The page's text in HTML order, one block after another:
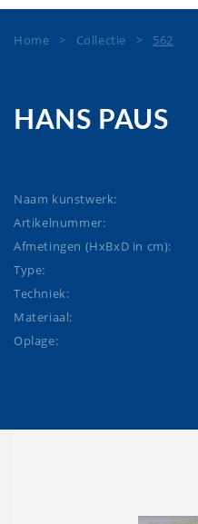
Home > Collectie > 562
HANS PAUS
Naam kunstwerk:
Artikelnummer:
Afmetingen (HxBxD in cm):
Type:
Techniek:
Materiaal:
Oplage: